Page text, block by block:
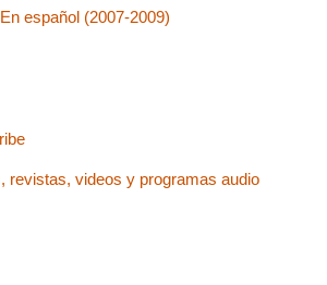
español (2007-2009)
revistas, videos y programas audio